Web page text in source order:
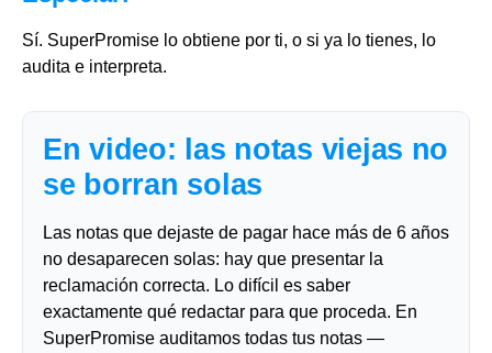
Sí. SuperPromise lo obtiene por ti, o si ya lo tienes, lo
audita e interpreta.
En video: las notas viejas no
se borran solas
Las notas que dejaste de pagar hace más de 6 años
no desaparecen solas: hay que presentar la
reclamación correcta. Lo difícil es saber
exactamente qué redactar para que proceda. En
SuperPromise auditamos todas tus notas —